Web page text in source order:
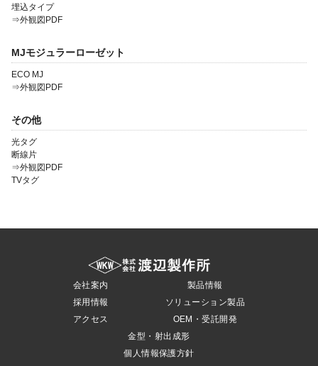
埋込タイプ
⇒外観図PDF
MJモジュラーローゼット
ECO MJ
⇒外観図PDF
その他
光タグ
断線片
⇒外観図PDF
TVタグ
会社案内
採用情報
アクセス
製品情報
ソリューション製品
OEM・受託開発
金型・射出成形
個人情報保護方針